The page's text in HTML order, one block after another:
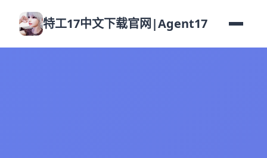
特工17中文下载官网|Agent17